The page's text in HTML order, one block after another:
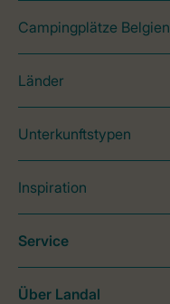
Campingplätze Belgien
Länder
Unterkunftstypen
Inspiration
Service
Über Landal